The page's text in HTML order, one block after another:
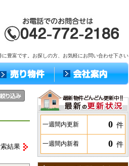
豊富です。お探しの方、お気軽にお問い合わせ下さい
一週間内更新 0 件
一週間内新着 0 件
結果